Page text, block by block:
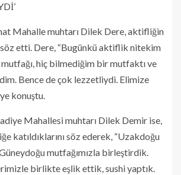
Mahalle muhtarı Dilek Dere, aktifliğin
etti. Dere, “Bugünkü aktiflik nitekim
hiç bilmediğim bir mutfaktı ve
Bence de çok lezzetliydi. Elimize
konuştu.
Mahallesi muhtarı Dilek Demir ise,
katıldıklarını söz ederek, “Uzakdoğu
mutfağımızla birleştirdik.
birlikte eşlik ettik, sushi yaptık.